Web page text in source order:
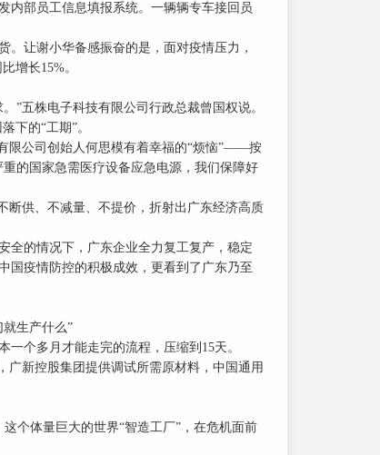
部员工信息填报系统。一辆辆专车接回员
让谢小华备感振奋的是，面对疫情压力，
增长15%。
五株电子科技有限公司行政总裁曾国权说。
下的“工期”。
公司创始人何思模有着幸福的“烦恼”——按
的国家急需医疗设备应急电源，我们保障好
供、不减量、不提价，折射出广东经济高质
的情况下，广东企业全力复工复产，稳定
国疫情防控的积极成效，更看到了广东乃至
生产什么”
个多月才能走完的流程，压缩到15天。
新控股集团提供调试所需原材料，中国通用
个体量巨大的世界“智造工厂”，在危机面前